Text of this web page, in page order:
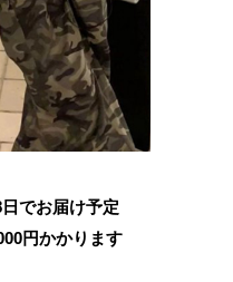
でお届け予定
円かかります